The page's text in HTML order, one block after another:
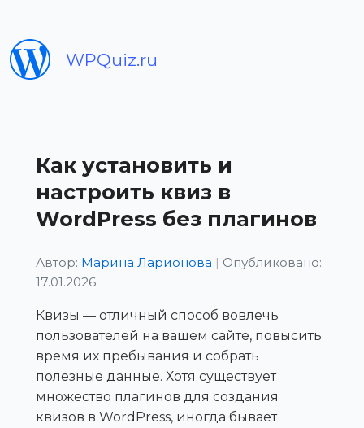
WPQuiz.ru
Как установить и
настроить квиз в
WordPress без плагинов
Автор: Марина Ларионова | Опубликовано:
17.01.2026
Квизы — отличный способ вовлечь
пользователей на вашем сайте, повысить
время их пребывания и собрать
полезные данные. Хотя существует
множество плагинов для создания
квизов в WordPress, иногда бывает